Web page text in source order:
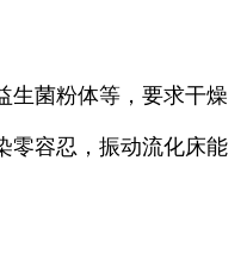
生菌粉体等，要求干燥
零容忍，振动流化床能